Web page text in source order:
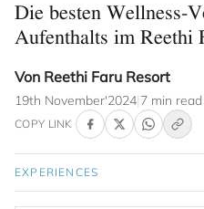
Die besten Wellness-
Aufenthalts im Reethi
Von Reethi Faru Resort
19th November'2024|7 min read
COPY LINK
EXPERIENCES